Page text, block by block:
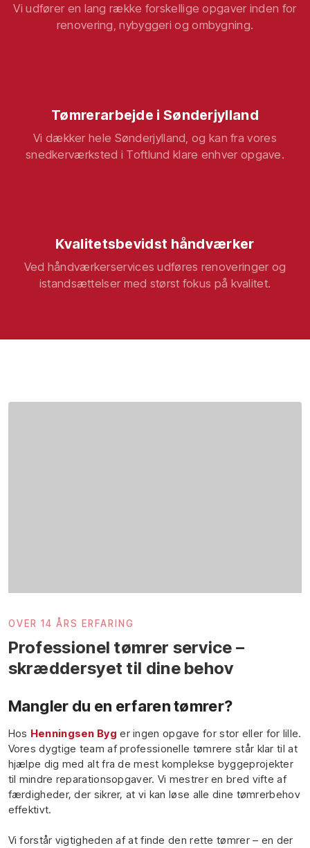
Vi udfører en lang række forskellige opgaver inden for
renovering, nybyggeri og ombygning.
Tømrerarbejde i Sønderjylland
Vi dækker hele Sønderjylland, og kan fra vores
snedkerværksted i Toftlund klare enhver opgave.
Kvalitetsbevidst håndværker
Ved håndværkerservices udføres renoveringer og
istandsættelser med størst fokus på kvalitet.
OVER 14 ÅRS ERFARING
Professionel tømrer service –
skræddersyet til dine behov
​Mangler du en erfaren tømrer?
Hos Henningsen Byg er ingen opgave for stor eller for lille.
Vores dygtige team af professionelle tømrere står klar til at
hjælpe dig med alt fra de mest komplekse byggeprojekter
til mindre reparationsopgaver. Vi mestrer en bred vifte af
færdigheder, der sikrer, at vi kan løse alle dine tømrerbehov
effektivt.
Vi forstår vigtigheden af at finde den rette tømrer – en der